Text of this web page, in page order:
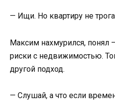
— Ищи. Но квартиру не
Максим нахмурился, понял
риски с недвижимостью.
другой подход.
— Слушай, а что если